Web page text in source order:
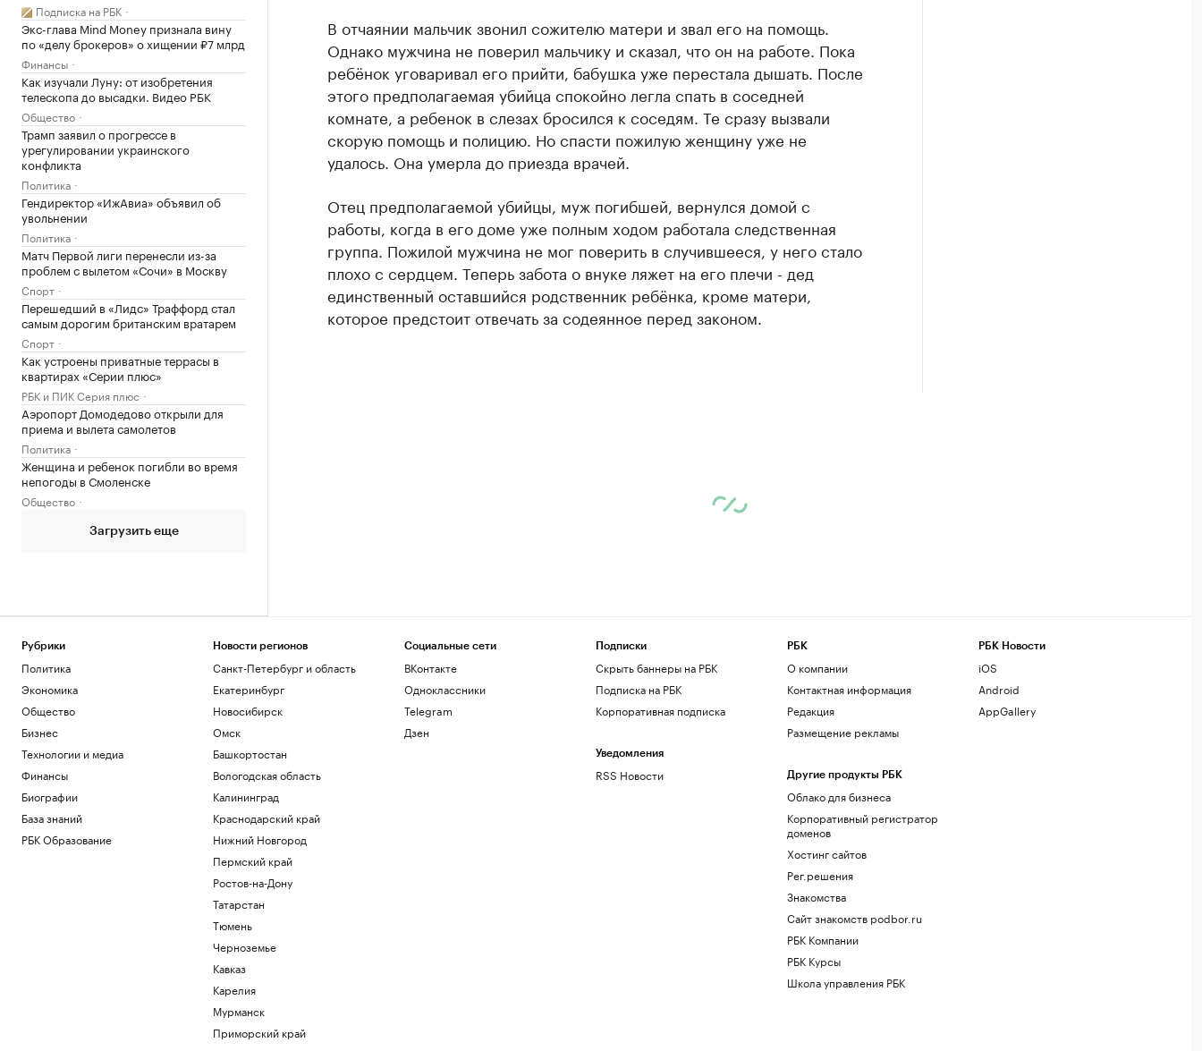
Подписка на РБК
Экс-глава Mind Money признала вину
по «делу брокеров» о хищении ₽7 млрд
Финансы
Как изучали Луну: от изобретения
телескопа до высадки. Видео РБК
Общество
Трамп заявил о прогрессе в
урегулировании украинского
конфликта
Политика
Гендиректор «ИжАвиа» объявил об
увольнении
Политика
Матч Первой лиги перенесли из-за
проблем с вылетом «Сочи» в Москву
Спорт
Перешедший в «Лидс» Траффорд стал
самым дорогим британским вратарем
Спорт
Как устроены приватные террасы в
квартирах «Серии плюс»
РБК и ПИК Серия плюс
Аэропорт Домодедово открыли для
приема и вылета самолетов
Политика
Женщина и ребенок погибли во время
непогоды в Смоленске
Общество
Загрузить еще
В отчаянии мальчик звонил сожителю матери и звал его на помощь.
Однако мужчина не поверил мальчику и сказал, что он на работе. Пока
ребёнок уговаривал его прийти, бабушка уже перестала дышать. После
этого предполагаемая убийца спокойно легла спать в соседней
комнате, а ребенок в слезах бросился к соседям. Те сразу вызвали
скорую помощь и полицию. Но спасти пожилую женщину уже не
удалось. Она умерла до приезда врачей.
Отец предполагаемой убийцы, муж погибшей, вернулся домой с
работы, когда в его доме уже полным ходом работала следственная
группа. Пожилой мужчина не мог поверить в случившееся, у него стало
плохо с сердцем. Теперь забота о внуке ляжет на его плечи - дед
единственный оставшийся родственник ребёнка, кроме матери,
которое предстоит отвечать за содеянное перед законом.
Рубрики
Политика
Экономика
Общество
Бизнес
Технологии и медиа
Финансы
Биографии
База знаний
РБК Образование
Новости регионов
Санкт-Петербург и область
Екатеринбург
Новосибирск
Омск
Башкортостан
Вологодская область
Калининград
Краснодарский край
Нижний Новгород
Пермский край
Ростов-на-Дону
Татарстан
Тюмень
Черноземье
Кавказ
Карелия
Мурманск
Приморский край
Социальные сети
ВКонтакте
Одноклассники
Telegram
Дзен
Подписки
Скрыть баннеры на РБК
Подписка на РБК
Корпоративная подписка
Уведомления
RSS Новости
РБК
О компании
Контактная информация
Редакция
Размещение рекламы
Другие продукты РБК
Облако для бизнеса
Корпоративный регистратор
доменов
Хостинг сайтов
Рег.решения
Знакомства
Сайт знакомств podbor.ru
РБК Компании
РБК Курсы
Школа управления РБК
РБК Новости
iOS
Android
AppGallery